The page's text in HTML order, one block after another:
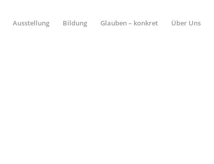
Ausstellung Bildung Glauben – konkret Über Uns